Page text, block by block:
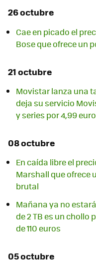
26 octubre
Cae en picado el
Bose que ofrece un
21 octubre
Movistar lanza una
deja su servicio
y series por 4,99
08 octubre
En caída libre el
Marshall que ofrece
brutal
Mañana ya no
de 2 TB es un chollo
de 110 euros
05 octubre